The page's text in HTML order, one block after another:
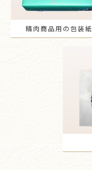
精肉商品用の包装紙